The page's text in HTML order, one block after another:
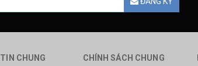
CHUNG CHÍNH SÁCH CHUNG